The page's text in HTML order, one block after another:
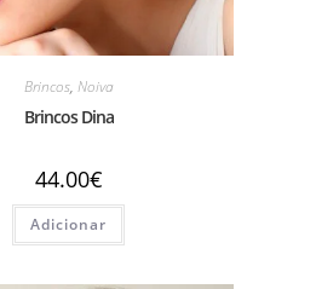
Brincos, Noiva
Brincos Dina
44.00€
Adicionar